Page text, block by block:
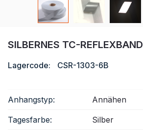
SILBERNES TC-REFLEXBAND
Lagercode: CSR-1303-6B
Anhangstyp: Annähen
Tagesfarbe: Silber